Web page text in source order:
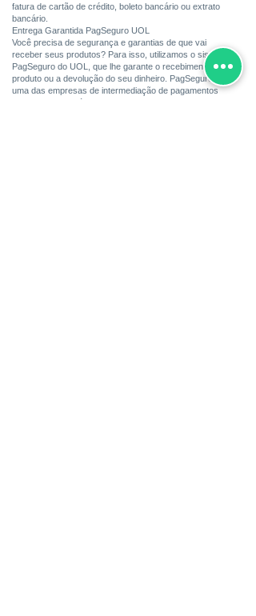
fatura de cartão de crédito, boleto bancário ou extrato
bancário.
Entrega Garantida PagSeguro UOL
Você precisa de segurança e garantias de que vai
receber seus produtos? Para isso, utilizamos o sistema
PagSeguro do UOL, que lhe garante o recebimento do
produto ou a devolução do seu dinheiro. PagSeguro é
uma das empresas de intermediação de pagamentos
online, mais confiável da internet Brasileira, o PagSeguro